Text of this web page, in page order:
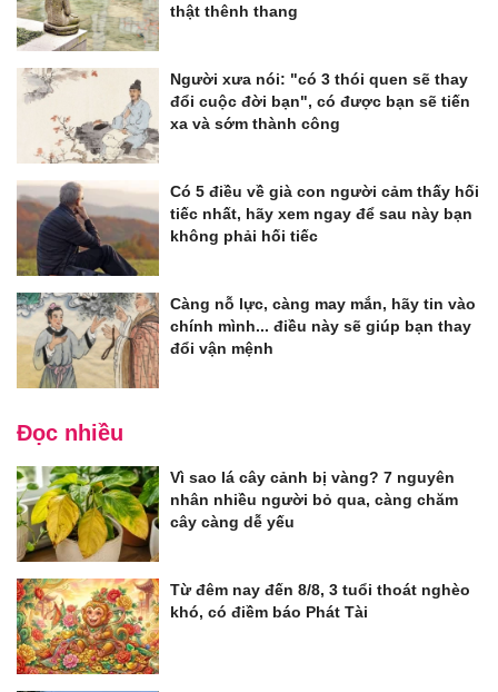
thật thênh thang
Người xưa nói: "có 3 thói quen sẽ thay
đổi cuộc đời bạn", có được bạn sẽ tiến
xa và sớm thành công
Có 5 điều về già con người cảm thấy hối
tiếc nhất, hãy xem ngay để sau này bạn
không phải hối tiếc
Càng nỗ lực, càng may mắn, hãy tin vào
chính mình... điều này sẽ giúp bạn thay
đổi vận mệnh
Đọc nhiều
Vì sao lá cây cảnh bị vàng? 7 nguyên
nhân nhiều người bỏ qua, càng chăm
cây càng dễ yếu
Từ đêm nay đến 8/8, 3 tuổi thoát nghèo
khó, có điềm báo Phát Tài